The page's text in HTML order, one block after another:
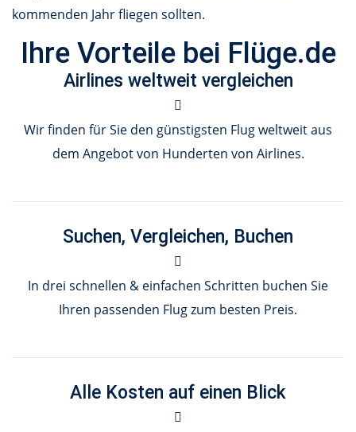
kommenden Jahr fliegen sollten.
Ihre Vorteile bei Flüge.de
Airlines weltweit vergleichen
Wir finden für Sie den günstigsten Flug weltweit aus
dem Angebot von Hunderten von Airlines.
Suchen, Vergleichen, Buchen
In drei schnellen & einfachen Schritten buchen Sie
Ihren passenden Flug zum besten Preis.
Alle Kosten auf einen Blick